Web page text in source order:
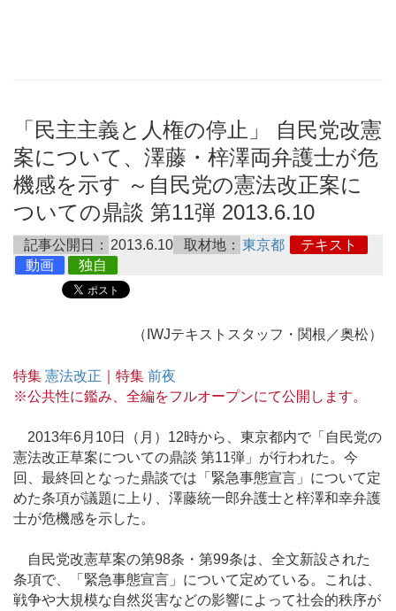
「民主主義と人権の停止」 自民党改憲
案について、澤藤・梓澤両弁護士が危
機感を示す ～自民党の憲法改正案に
ついての鼎談 第11弾 2013.6.10
記事公開日： 2013.6.10 取材地： 東京都
テキスト
動画
独自
（IWJテキストスタッフ・関根／奥松）
特集 憲法改正 ｜特集 前夜
※公共性に鑑み、全編をフルオープンにて公開します。
2013年6月10日（月）12時から、東京都内で「自民党の
憲法改正草案についての鼎談 第11弾」が行われた。今
回、最終回となった鼎談では「緊急事態宣言」について定
めた条項が議題に上り、澤藤統一郎弁護士と梓澤和幸弁護
士が危機感を示した。
自民党改憲草案の第98条・第99条は、全文新設された
条項で、「緊急事態宣言」について定めている。これは、
戦争や大規模な自然災害などの影響によって社会的秩序が